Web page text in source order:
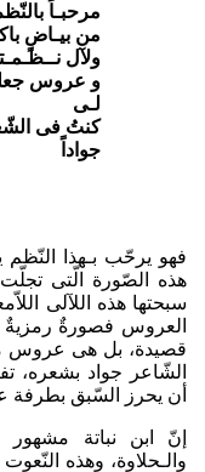
مرحبـاً
من بیـاضٍ
ولآل
و عروس
لـی
کنتُ فی
جواداً
فهو یرحّب بـهذا النّظم
هذه الصّورة الّتی
سبحتها هذه اللآلی
العروس فصورةٌ رمزیةٌ
قصیدة، بل هی عروس
الشّاعر جواد بشعره،
أن یحرز السّبق بطرفة عین
إنّ ابن نباتة مشهور
والـحلاوة، وهذه